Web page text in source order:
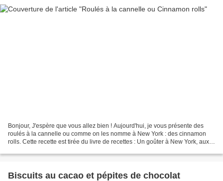
Bonjour, J'espère que vous allez bien ! Aujourd'hui, je vous présente des
roulés à la cannelle ou comme on les nomme à New York : des cinnamon
rolls. Cette recette est tirée du livre de recettes : Un goûter à New York, aux
Biscuits au cacao et pépites de chocolat